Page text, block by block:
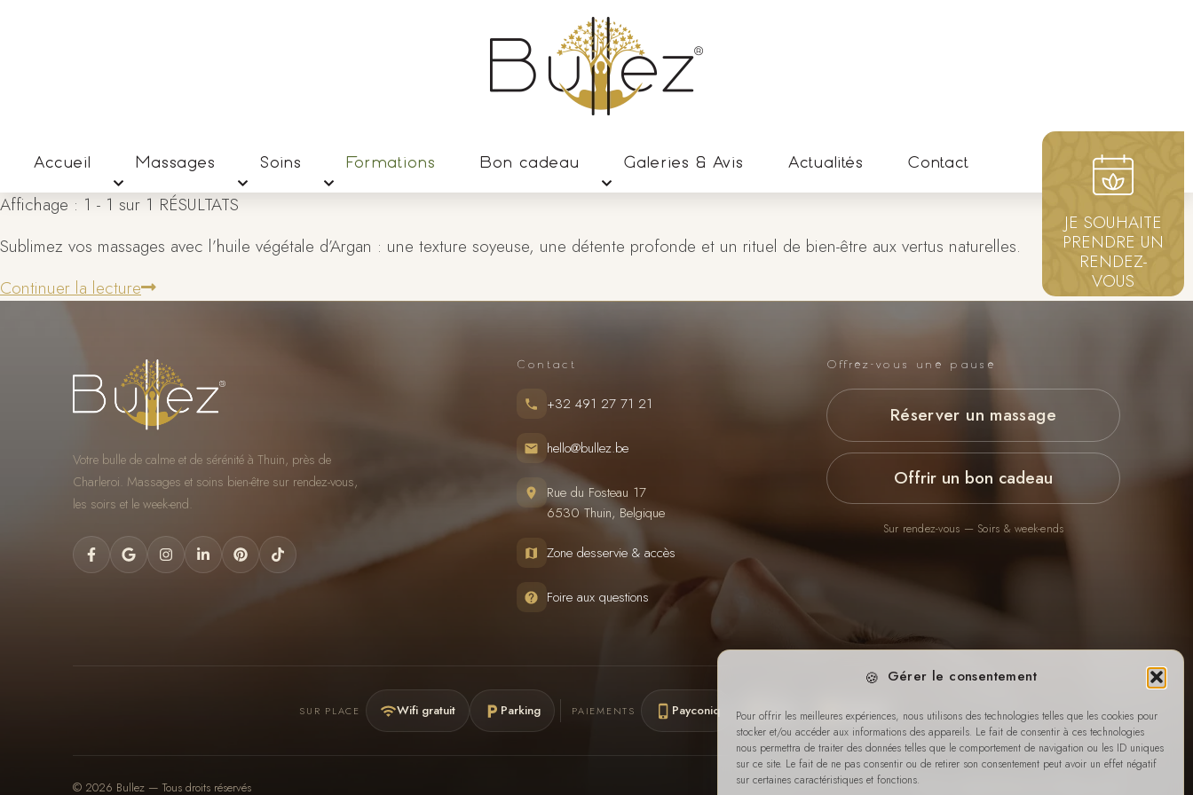
Gérer le consentement
Pour offrir les meilleures expériences, nous utilisons des technologies telles que les cookies pour
stocker et/ou accéder aux informations des appareils. Le fait de consentir à ces technologies
nous permettra de traiter des données telles que le comportement de navigation ou les ID uniques
sur ce site. Le fait de ne pas consentir ou de retirer son consentement peut avoir un effet négatif
sur certaines caractéristiques et fonctions.
Accueil Massages Soins Formations Bon cadeau Galeries & Avis Actualités Contact
JE SOUHAITE
PRENDRE UN
RENDEZ-
VOUS
Affichage : 1 - 1 sur 1 RÉSULTATS
Sublimez vos massages avec l’huile végétale d’Argan : une texture soyeuse, une détente profonde et un rituel de bien-être aux vertus naturelles.
Continuer la lecture
Votre bulle de calme et de sérénité à Thuin, près de
Charleroi. Massages et soins bien-être sur rendez-vous,
les soirs et le week-end.
Contact
+32 491 27 71 21
hello@bullez.be
Rue du Fosteau 17
6530 Thuin, Belgique
Zone desservie & accès
Foire aux questions
Offrez-vous une pause
Réserver un massage
Offrir un bon cadeau
Sur rendez-vous — Soirs & week-ends
SUR PLACE Wifi gratuit Parking PAIEMENTS Payconiq Cash Virement
© 2026 Bullez — Tous droits réservés Mentions légales